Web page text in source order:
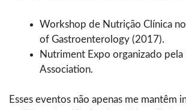
Workshop de Nutrição Clínica
of Gastroenterology (2017).
Nutriment Expo organizado
Association.
Esses eventos não apenas me mantêm